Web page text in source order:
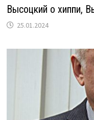
Высоцкий о хиппи,
25.01.2024